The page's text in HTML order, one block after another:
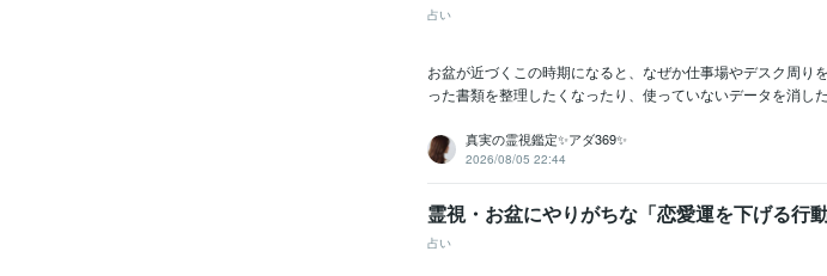
占い
お盆が近づくこの時期になると、なぜか仕事場やデスク周
った書類を整理したくなったり、使っていないデータを消し
真実の霊視鑑定✨アダ369✨
2026/08/05 22:44
霊視・お盆にやりがちな「恋愛運を下げる行
占い